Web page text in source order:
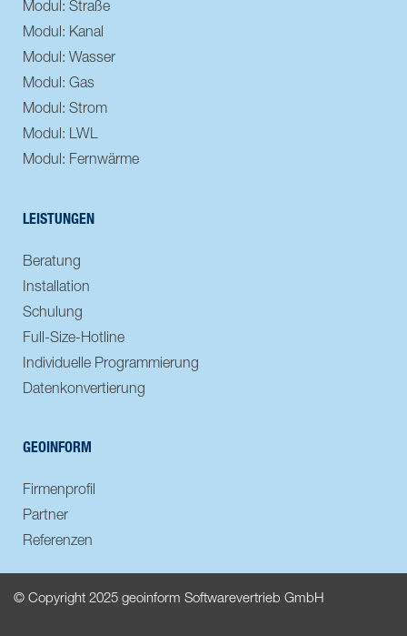
Modul: Straße
Modul: Kanal
Modul: Wasser
Modul: Gas
Modul: Strom
Modul: LWL
Modul: Fernwärme
LEISTUNGEN
Beratung
Installation
Schulung
Full-Size-Hotline
Individuelle Programmierung
Datenkonvertierung
GEOINFORM
Firmenprofil
Partner
Referenzen
© Copyright 2025 geoinform Softwarevertrieb GmbH